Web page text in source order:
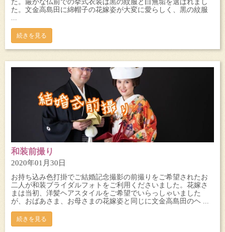
た。厳かな仏前での挙式衣装は黒の紋服と白無垢を選ばれまし
た。文金高島田に綿帽子の花嫁姿が大変に愛らしく、黒の紋服
...
続きを見る
和装前撮り
2020年01月30日
お持ち込み色打掛でご結婚記念撮影の前撮りをご希望されたお
二人が和装ブライダルフォトをご利用くださいました。花嫁さ
まは当初、洋髪ヘアスタイルをご希望でいらっしゃいました
が、おばあさま、お母さまの花嫁姿と同じに文金高島田のヘ ...
続きを見る